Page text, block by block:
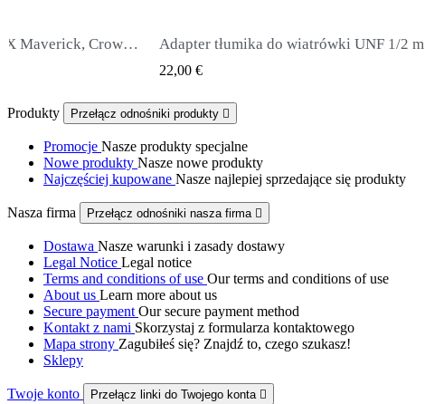
QUICK VIEW Adapter tłumika do wiatrówki UNF 1/2 męski na UNF 1/2 męski
Produkty Przełącz odnośniki produkty 
Promocje Nasze produkty specjalne
Nowe produkty Nasze nowe produkty
Najczęściej kupowane Nasze najlepiej sprzedające się produkty
Nasza firma Przełącz odnośniki nasza firma 
Dostawa Nasze warunki i zasady dostawy
Legal Notice Legal notice
Terms and conditions of use Our terms and conditions of use
About us Learn more about us
Secure payment Our secure payment method
Kontakt z nami Skorzystaj z formularza kontaktowego
Mapa strony Zagubiłeś się? Znajdź to, czego szukasz!
Sklepy
Twoje konto Przełącz linki do Twojego konta 